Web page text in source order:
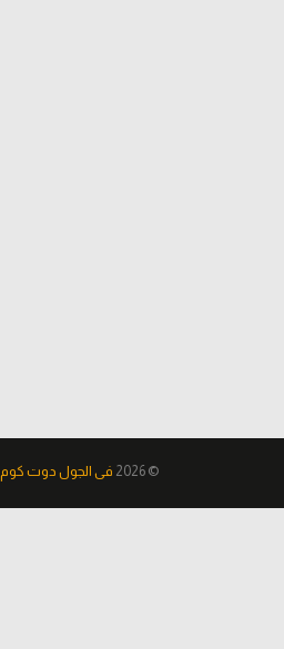
© 2026 فى الجول دوت كوم